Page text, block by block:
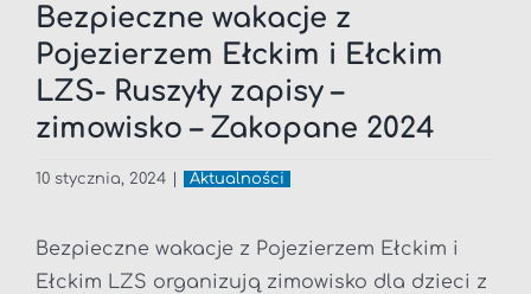
Bezpieczne wakacje z
Pojezierzem Ełckim i Ełckim
LZS- Ruszyły zapisy –
zimowisko – Zakopane 2024
10 stycznia, 2024 Aktualności
Bezpieczne wakacje z Pojezierzem Ełckim i
Ełckim LZS organizują zimowisko dla dzieci z